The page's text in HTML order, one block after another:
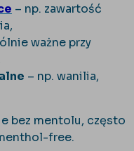
– np. zawartość
ważne przy
– np. wanilia,
bez mentolu, często
free.